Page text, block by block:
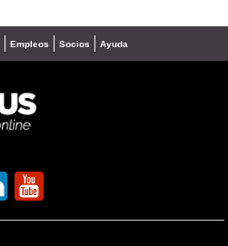
Empleos Socios Ayuda